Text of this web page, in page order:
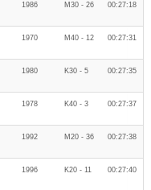
1986 M30 - 26 00:27:18
1970 M40 - 12 00:27:31
1980 K30 - 5 00:27:35
1978 K40 - 3 00:27:37
1992 M20 - 36 00:27:38
1996 K20 - 11 00:27:40